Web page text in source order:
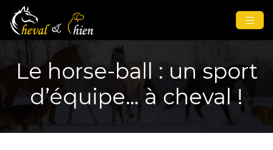
Le horse-ball : un sport
d’équipe… à cheval !